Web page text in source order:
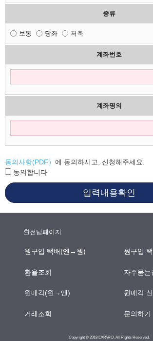
종류
보통 당좌 저축
계좌번호
계좌명의
동의사항(PDF） 에 동의하시고, 신청해주세요.
동의합니다
입력내용확인
환전탑페이지
원구입 택배(엔→원) 원구입
환율조회 자주묻는
원매각(원→엔) 원매각
거래조회 문의하기
Copyright © 2018 EXPARO. All Rights Reserved.